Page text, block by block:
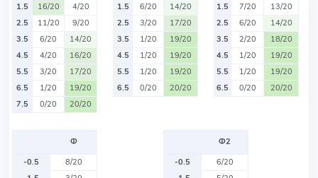
1.5
16/20
4/20
2.5
11/20
9/20
3.5
6/20
14/20
4.5
4/20
16/20
5.5
3/20
17/20
6.5
1/20
19/20
7.5
0/20 20/20
1.5
6/20
14/20
2.5
3/20
17/20
3.5
1/20
19/20
4.5
1/20
19/20
5.5
1/20
19/20
6.5
0/20 20/20
1.5
7/20
13/20
2.5
6/20
14/20
3.5
2/20
18/20
4.5
1/20
19/20
5.5
1/20
19/20
6.5
0/20 20/20
Ф
-0.5
8/20
Ф2
-0.5
6/20